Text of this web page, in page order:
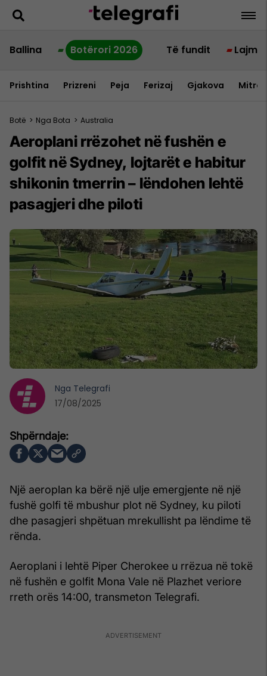
Ballina Botërori 2026 Të fundit Lajme
Prishtina Prizreni Peja Ferizaj Gjakova
Botë > Nga Bota > Australia
Aeroplani rrëzohet në fushën e
golfit në Sydney, lojtarët e habitur
shikonin tmerrin – lëndohen lehtë
pasagjeri dhe piloti
Një aeroplan ka bërë një ulje emergjente në një
fushë golfi të mbushur plot në Sydney, ku piloti
dhe pasagjeri shpëtuan mrekullisht pa lëndime të
rënda.
Aeroplani i lehtë Piper Cherokee u rrëzua në tokë
në fushën e golfit Mona Vale në Plazhet veriore
rreth orës 14:00, transmeton Telegrafi.
Nga Telegrafi
17/08/2025